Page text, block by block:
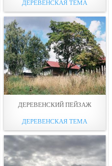
ДЕРЕВЕНСКАЯ ТЕМА
ДЕРЕВЕНСКИЙ ПЕЙЗАЖ
ДЕРЕВЕНСКАЯ ТЕМА